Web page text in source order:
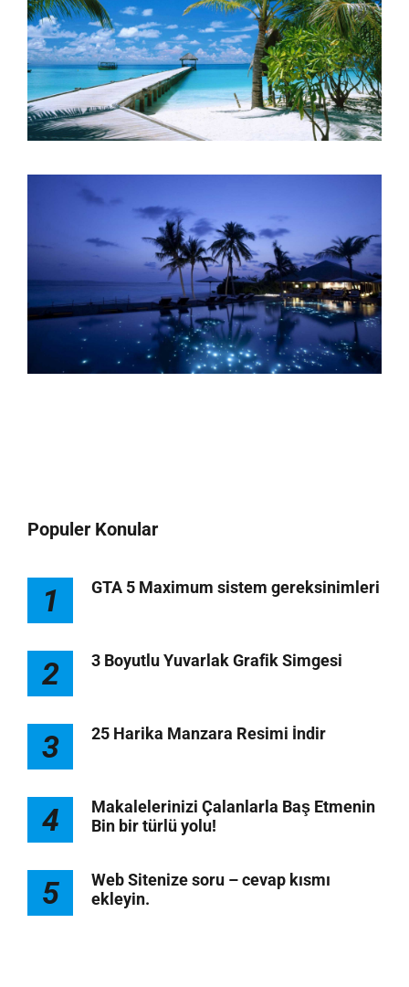
Populer Konular
1 GTA 5 Maximum sistem gereksinimleri
2 3 Boyutlu Yuvarlak Grafik Simgesi
3 25 Harika Manzara Resimi İndir
4
Makalelerinizi Çalanlarla Baş Etmenin
Bin bir türlü yolu!
5
Web Sitenize soru – cevap kısmı
ekleyin.